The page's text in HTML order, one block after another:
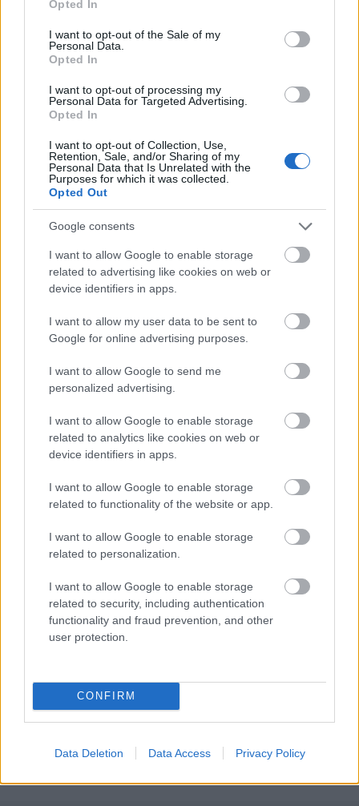
use your data for below specified purposes in below Google
consent section.
Opted In
I want to opt-out of the Sale of my
Personal Data.
Opted In
I want to opt-out of processing my
Personal Data for Targeted Advertising.
Opted In
I want to opt-out of Collection, Use,
Retention, Sale, and/or Sharing of my
Personal Data that Is Unrelated with the
Purposes for which it was collected.
Opted Out
Google consents
I want to allow Google to enable storage
related to advertising like cookies on web or
device identifiers in apps.
I want to allow my user data to be sent to
Google for online advertising purposes.
I want to allow Google to send me
personalized advertising.
I want to allow Google to enable storage
related to analytics like cookies on web or
device identifiers in apps.
I want to allow Google to enable storage
related to functionality of the website or app.
I want to allow Google to enable storage
related to personalization.
I want to allow Google to enable storage
related to security, including authentication
functionality and fraud prevention, and other
user protection.
CONFIRM
Data Deletion Data Access Privacy Policy
A repertoár hat Verdi produkciójában számos
világnagyság színesíti a szereposztást: Aida (Olga
Borodina / Violeta Urmana, Marcello Giordani), Az
álarcosbál (Sondra Radvanovsky, Dolora Zajick, Piotr
Beczala, Dmitri Hvorostovsky), Don Carlos (Barbara
Frittoli, Simon Keenlyside, Ferruccio Furlanetto,
James Morris), Ernani (Angela Meade, Francesco
Meli, Plácido Domingo – Don Carlosként!), Macbeth
(Anna Netrebko, Joseph Calleja, Željko Lučić, René
Pape), Traviata (Marina Poplavskaya, Stephen
Costello, Ludovic Tézier). Az évadban Puccinitől
Gheorghiuval és Ramon Vargassal, Wagnertől csak a
Nürnbergi mesterdalnokok (főszereplők:Annette
Dasch, Johan Botha, Johan Reuter). A francia
repertoárt ellenben három opera is képviseli. A 16
Carmen előadásban fellép: Anita Hartig / Hei-Kyung
Hong, Anita Rachvelishvili / Elīna Garanča,
Aleksandrs Antonenko / Roberto Alagna / Jonas
Kaufmann, Ildar Abdrazakov. Escamillóként a „mi”
három szopránszerepében Hibla Gerzmava áll be, a
címszerepet Vittorio Grigolo és Matthew Polenzani,
az „Négy gonoszt”: Thomas Hampson és Laurent
Yorkban még tart, a Massenet opera főszerepiben
jövőre Diana Damrau és Vittorio Grigolo lépnek
színre. A Mozart repertoárt a Figaro premier mellett
a Don Giovanni és A varázsfuvola fogja képviselni, a
bel cantót a Sevillai borbély és a Lammermoori
Lucia, a gyerekeket az angol nyelvű Jancsi és
Juliskával várják, a 20. századi operák közül a
Kisvárosi Lady Macbet és a Rake’s progress lesz
látható.
azoknak, akik nem jutnak el New Yorkba. A vetítések
folytatódnak: a hat premieren kívül a Macbeth, a
Carmen, A nürnbergi mesterdalnokok és Hoffmann